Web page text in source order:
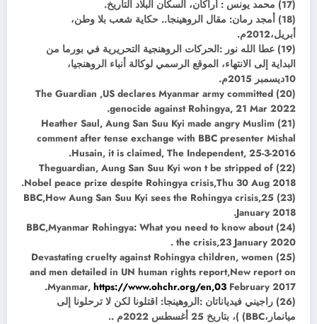
(17) محمد يونس : أراكان، السكان البلاد التاريخ.
(18) أمجد رمان: مقال الروهينجا.. حكاية شعب بلا وطن،
أبريل،2012م.
(19) عطا الله نور :الحركات الروهنجية التحريرية في بورما من
البداية إلى الانتهاء، الموقع الرسمي لوكالة أنباء الروهنجيا،
10ديسمبر 2015م.
(20) The Guardian ,US declares Myanmar army committed
genocide against Rohingya, 21 Mar 2022.
(21) Heather Saul, Aung San Suu Kyi made angry Muslim
comment after tense exchange with BBC presenter Mishal
Husain, it is claimed, The Independent, 25-3-2016.
(22) Theguardian, Aung San Suu Kyi won t be stripped of
Nobel peace prize despite Rohingya crisis,Thu 30 Aug 2018.
(23) BBC,How Aung San Suu Kyi sees the Rohingya crisis,25
January 2018.
(24) BBC,Myanmar Rohingya: What you need to know about
the crisis,23 January 2020 .
(25) Devastating cruelty against Rohingya children, women
and men detailed in UN human rights report,New report on
Myanmar, https://www.ohchr.org/en,03 February 2017.
(26) راجيني فيدياناتان :الروهينجا: اقتلونا لكن لا ترحلونا إلى
ميانمار،BBC) )، بتاريخ 25 أغسطس 2022م ..